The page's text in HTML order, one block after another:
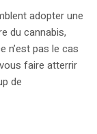
adopter une
du cannabis,
n’est pas le cas
faire atterrir
de